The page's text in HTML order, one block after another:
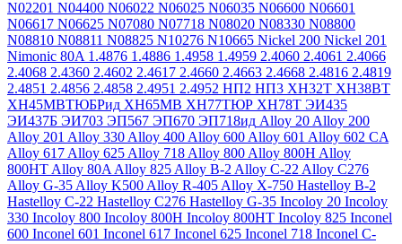
N02201 N04400 N06022 N06025 N06035 N06600 N06601
N06617 N06625 N07080 N07718 N08020 N08330 N08800
N08810 N08811 N08825 N10276 N10665 Nickel 200 Nickel 201
Nimonic 80A 1.4876 1.4886 1.4958 1.4959 2.4060 2.4061 2.4066
2.4068 2.4360 2.4602 2.4617 2.4660 2.4663 2.4668 2.4816 2.4819
2.4851 2.4856 2.4858 2.4951 2.4952 НП2 НП3 ХН32Т ХН38ВТ
ХН45МВТЮБРид ХН65МВ ХН77ТЮР ХН78Т ЭИ435
ЭИ437Б ЭИ703 ЭП567 ЭП670 ЭП718ид Alloy 20 Alloy 200
Alloy 201 Alloy 330 Alloy 400 Alloy 600 Alloy 601 Alloy 602 CA
Alloy 617 Alloy 625 Alloy 718 Alloy 800 Alloy 800H Alloy
800HT Alloy 80A Alloy 825 Alloy B-2 Alloy C-22 Alloy C276
Alloy G-35 Alloy K500 Alloy R-405 Alloy X-750 Hastelloy B-2
Hastelloy C-22 Hastelloy C276 Hastelloy G-35 Incoloy 20 Incoloy
330 Incoloy 800 Incoloy 800H Incoloy 800HT Incoloy 825 Inconel
600 Inconel 601 Inconel 617 Inconel 625 Inconel 718 Inconel C-